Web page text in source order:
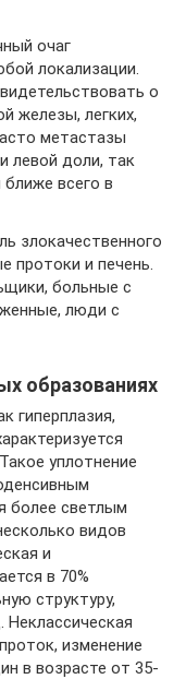
очаг
локализации.
о
железы, легких,
метастазы
левой доли, так
всего в
злокачественного
протоки и печень.
больные с
люди с
образованиях
гиперплазия,
уплотнение
более светлым
видов
и
в 70%
структуру,
Неклассическая
изменение
в возрасте от 35-